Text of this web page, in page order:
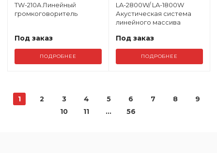
TW-210A Линейный
громкоговоритель
Под заказ
ПОДРОБНЕЕ
LA-2800W/ LA-1800W
Акустическая система
линейного массива
Под заказ
ПОДРОБНЕЕ
1 2 3 4 5 6 7 8
9
10
11 ... 56